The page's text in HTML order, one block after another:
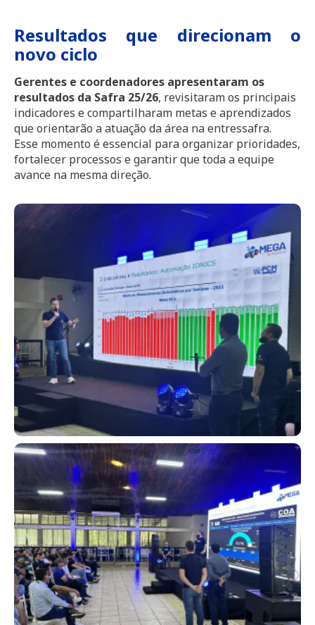
Resultados que direcionam o
novo ciclo
Gerentes e coordenadores apresentaram os
resultados da Safra 25/26, revisitaram os principais
indicadores e compartilharam metas e aprendizados
que orientarão a atuação da área na entressafra.
Esse momento é essencial para organizar prioridades,
fortalecer processos e garantir que toda a equipe
avance na mesma direção.